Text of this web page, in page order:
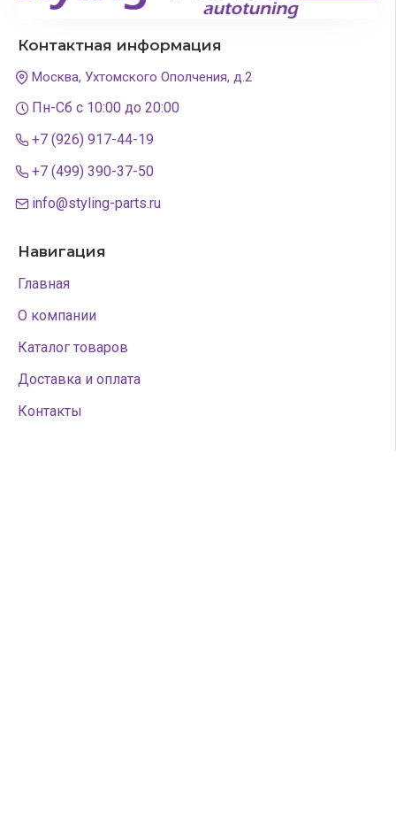
Контактная информация
Москва, Ухтомского Ополчения, д.2
Пн-Сб с 10:00 до 20:00
+7 (926) 917-44-19
+7 (499) 390-37-50
info@styling-parts.ru
Навигация
Главная
О компании
Каталог товаров
Доставка и оплата
Контакты